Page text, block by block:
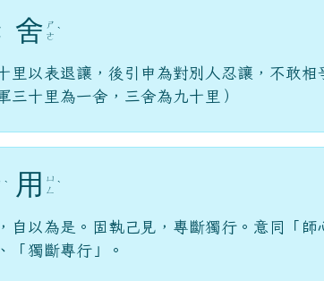
舍 ㄕ
ㄜ ˋ
里以表退讓，後引申為對別人忍讓，不敢相
三十里為一舍，三舍為九十里）
ˋ 用
ㄩ
ㄥ
ˋ
自以為是。固執己見，專斷獨行。意同「師
「獨斷專行」。